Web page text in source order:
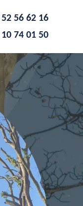
56 62 16
74 01 50